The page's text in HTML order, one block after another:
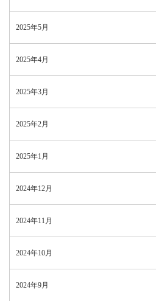
2025年5月
2025年4月
2025年3月
2025年2月
2025年1月
2024年12月
2024年11月
2024年10月
2024年9月